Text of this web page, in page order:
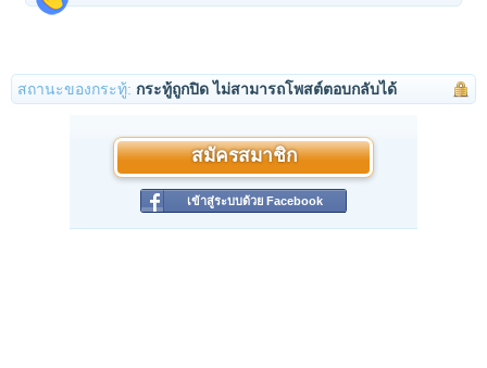
สถานะของกระทู้: กระทู้ถูกปิด ไม่สามารถโพสต์ตอบกลับได้
สมัครสมาชิก
เข้าสู่ระบบด้วย Facebook